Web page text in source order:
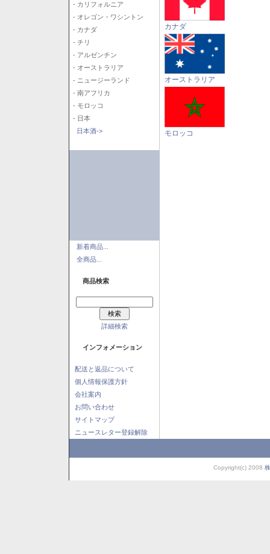
- カリフォルニア
- オレゴン・ワシントン
- カナダ
- チリ
- アルゼンチン
- オーストラリア
- ニュージーランド
- 南アフリカ
- モロッコ
- 日本
日本酒->
新着商品...
全商品...
商品検索
詳細検索
インフォメーション
配送と返品について
個人情報保護方針
会社案内
お問い合わせ
サイトマップ
ニュースレター登録解除
カナダ
オーストラリア
モロッコ
Copyright(c) 2008